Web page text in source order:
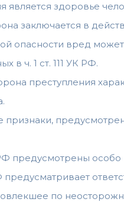
является здоровье
заключается в
опасности вред
в ч. 1 ст. 111 УК РФ.
преступления
РФ предусмотрены
предусматривает
по